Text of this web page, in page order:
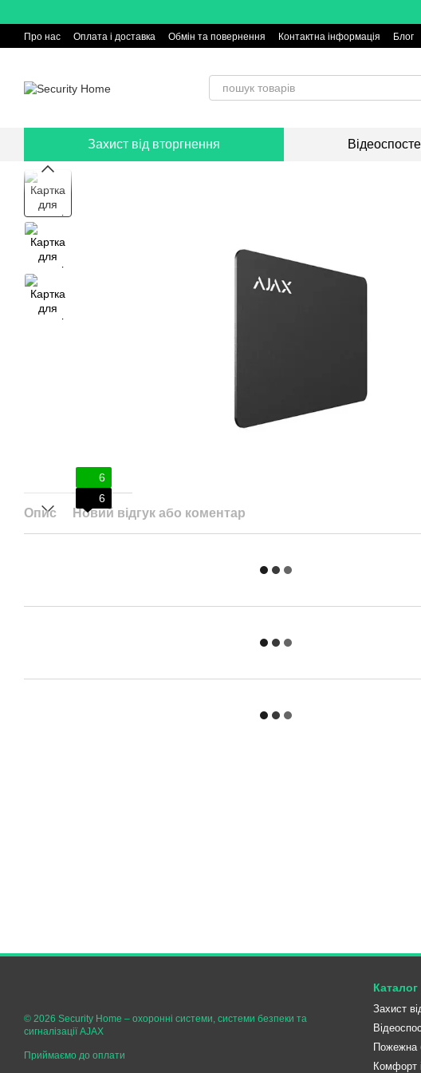
Про нас Оплата і доставка Обмін та повернення Контактна інформація Блог
Захист від вторгнення
6
6
Опис Новий відгук або коментар
© 2026 Security Home – охоронні системи, системи безпеки та
сигналізації AJAX
Приймаємо до оплати
Каталог
Захист
Пожежна
Комфорт